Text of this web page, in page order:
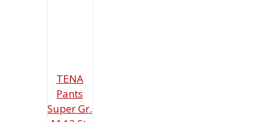
TENA
Pants
Super Gr.